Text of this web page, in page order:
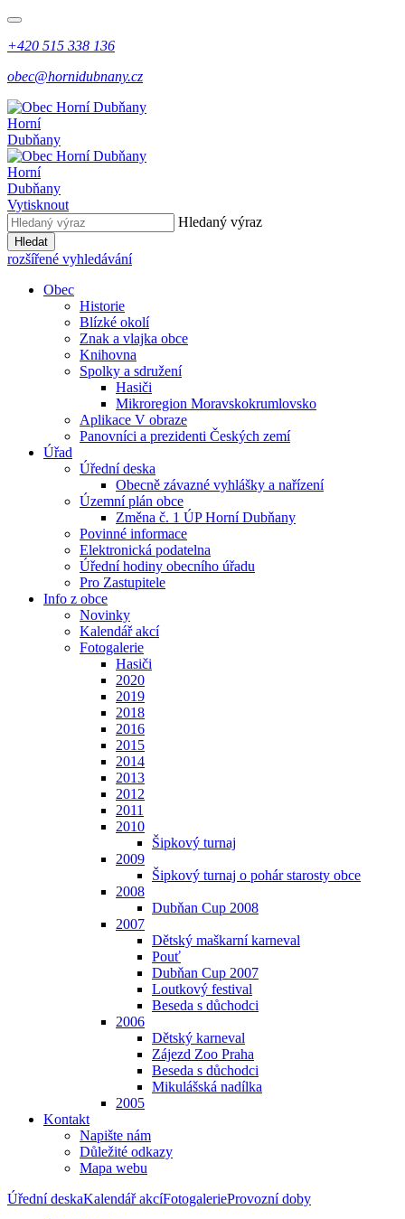
+420 515 338 136
obec@hornidubnany.cz
Horní
Dubňany
Horní
Dubňany
Vytisknout
Hledaný výraz
Hledat
rozšířené vyhledávání
Obec
Historie
Blízké okolí
Znak a vlajka obce
Knihovna
Spolky a sdružení
Hasiči
Mikroregion Moravskokrumlovsko
Aplikace V obraze
Panovníci a prezidenti Českých zemí
Úřad
Úřední deska
Obecně závazné vyhlášky a nařízení
Územní plán obce
Změna č. 1 ÚP Horní Dubňany
Povinné informace
Elektronická podatelna
Úřední hodiny obecního úřadu
Pro Zastupitele
Info z obce
Novinky
Kalendář akcí
Fotogalerie
Hasiči
2020
2019
2018
2016
2015
2014
2013
2012
2011
2010
Šipkový turnaj
2009
Šipkový turnaj o pohár starosty obce
2008
Dubňan Cup 2008
2007
Dětský maškarní karneval
Pouť
Dubňan Cup 2007
Loutkový festival
Beseda s důchodci
2006
Dětský karneval
Zájezd Zoo Praha
Beseda s důchodci
Mikulášská nadílka
2005
Kontakt
Napište nám
Důležité odkazy
Mapa webu
Úřední deskaKalendář akcíFotogalerieProvozní doby